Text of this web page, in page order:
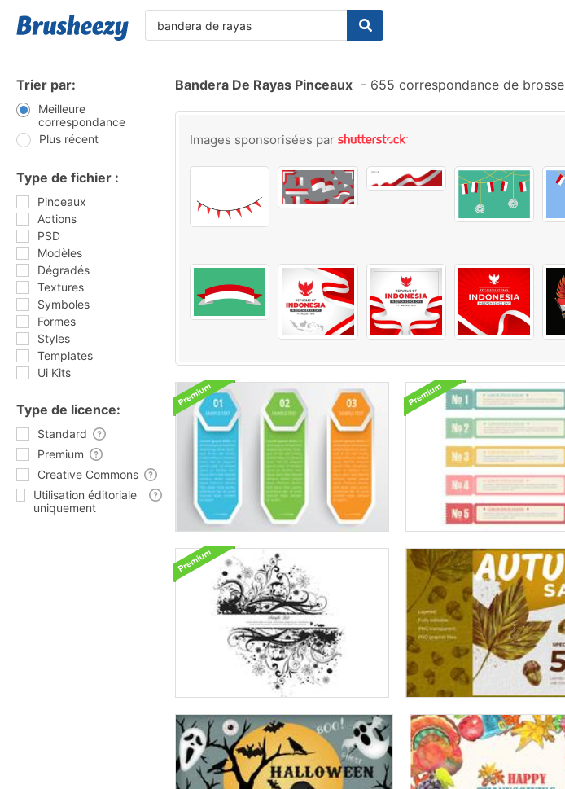
Trier par:
Meilleure
correspondance
Plus récent
Type de fichier :
Pinceaux
Actions
PSD
Modèles
Dégradés
Textures
Symboles
Formes
Styles
Templates
Ui Kits
Type de licence:
Standard
Premium
Creative Commons
Utilisation éditoriale
uniquement
Bandera De Rayas Pinceaux - 655 correspondance de brosse
Images sponsorisées par